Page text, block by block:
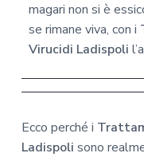
magari non si è
se rimane viva, con i
Virucidi Ladispoli
Ecco perché i
Ladispoli sono